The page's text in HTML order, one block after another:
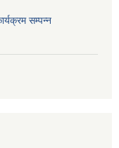
सम्पन्न